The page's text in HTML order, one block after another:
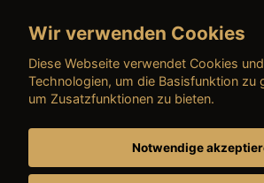
→ AGB (Teile & Zubehör)
→ AGB (Dienstleistungen)
Wir verwenden Cookies
Diese Webseite verwendet Cookies
Technologien, um die Basisfunktion zu
um Zusatzfunktionen zu bieten.
Notwendige